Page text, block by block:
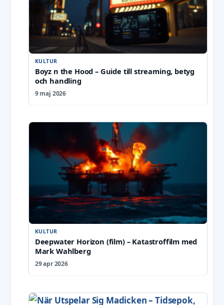
KULTUR
Boyz n the Hood – Guide till streaming, betyg
och handling
9 maj 2026
KULTUR
Deepwater Horizon (film) – Katastroffilm med
Mark Wahlberg
29 apr 2026